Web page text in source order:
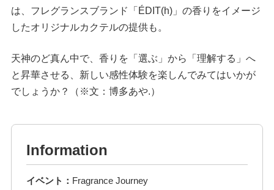
は、フレグランスブランド「ÉDIT(h)」の香りをイメージ
したオリジナルカクテルの提供も。
天神のど真ん中で、香りを「選ぶ」から「理解する」へ
と昇華させる、新しい感性体験を楽しんでみてはいかが
でしょうか？（※文：博多あや.）
Information
イベント： Fragrance Journey